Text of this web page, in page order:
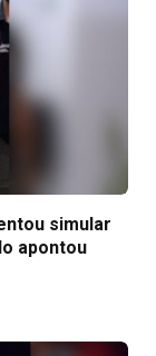
simular
apontou